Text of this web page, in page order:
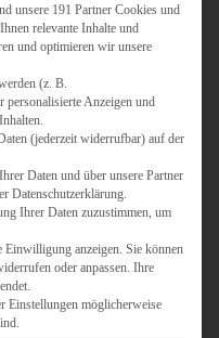
HAUPTGERICHT
SÜSS
& SANDWICHES
DEM TISCH
& FISCH
/ BARBECUE
unsere 191 Partner Cookies und
relevante Inhalte und
und optimieren wir unsere
(z. B.
Anzeigen und
(jederzeit widerrufbar) auf der
Daten und über unsere Partner
Datenschutzerklärung.
Ihrer Daten zuzustimmen, um
anzeigen. Sie können
oder anpassen. Ihre
Einstellungen möglicherweise